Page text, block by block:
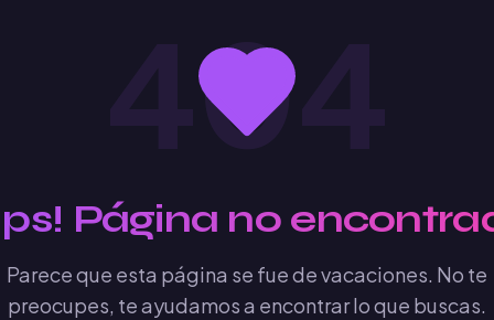
404
Página no
Parece que esta página se fue de vacaciones. No te
preocupes, te ayudamos a encontrar lo que buscas.